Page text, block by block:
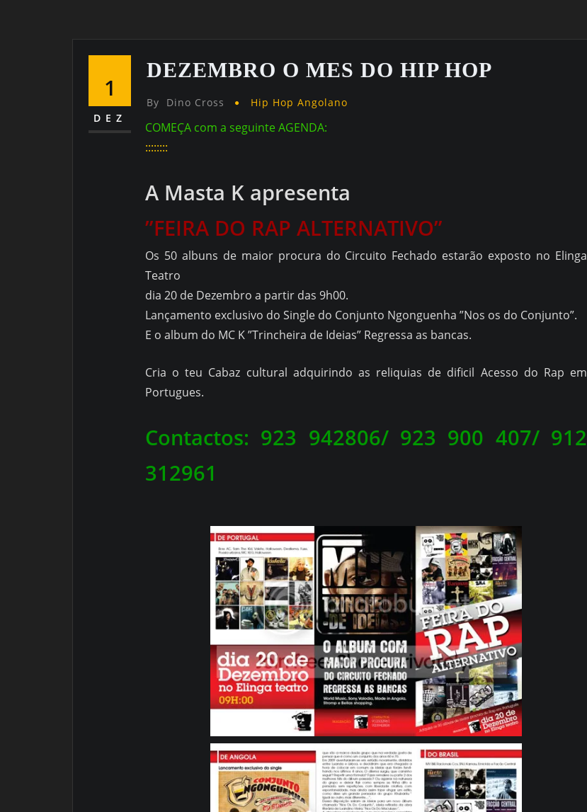
1
DEZ
DEZEMBRO O MES DO HIP HOP
By Dino Cross Hip Hop Angolano
COMEÇA com a seguinte AGENDA:
::::::::
A Masta K apresenta
”FEIRA DO RAP ALTERNATIVO”
Os 50 albuns de maior procura do Circuito Fechado estarão exposto no Elinga
Teatro
dia 20 de Dezembro a partir das 9h00.
Lançamento exclusivo do Single do Conjunto Ngonguenha ”Nos os do Conjunto”.
E o album do MC K ”Trincheira de Ideias” Regressa as bancas.
Cria o teu Cabaz cultural adquirindo as reliquias de dificil Acesso do Rap em
Portugues.
Contactos: 923 942806/ 923 900 407/ 912
312961